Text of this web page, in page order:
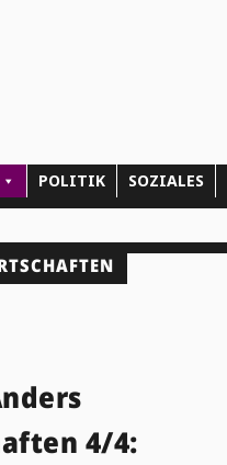
POLITIK SOZIALES
4/4: